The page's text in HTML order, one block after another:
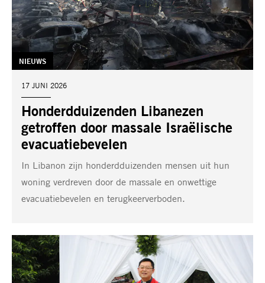
Honderdduizenden Libanezen
getroffen door massale Israëlische
evacuatiebevelen
TAG:
NIEUWS
DATUM:
17 JUNI 2026
In Libanon zijn honderdduizenden mensen uit hun
woning verdreven door de massale en onwettige
evacuatiebevelen en terugkeerverboden.